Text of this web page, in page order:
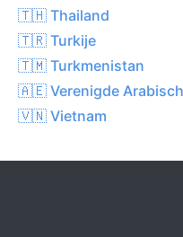
🇹🇭 Thailand
🇹🇷 Turkije
🇹🇲 Turkmenistan
🇦🇪 Verenigde
🇻🇳 Vietnam